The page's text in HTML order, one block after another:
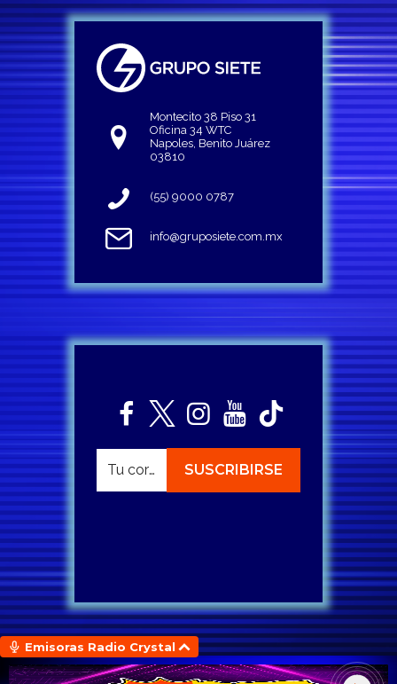
Montecito 38 Piso 31
Oficina 34 WTC
Napoles, Benito Juárez
03810
(55) 9000 0787
info@gruposiete.com.mx
Emisoras Radio Crystal